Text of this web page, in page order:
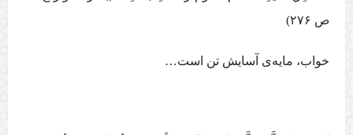
ص ۲۷۶)
خواب، مايه‌ی آسايش تن است…